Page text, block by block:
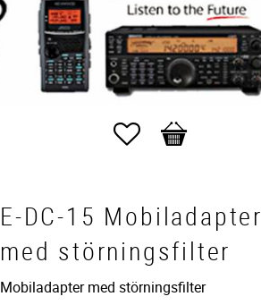
Favoriter
Kundvagn
E-DC-15 Mobiladapter
med störningsfilter
Mobiladapter med störningsfilter